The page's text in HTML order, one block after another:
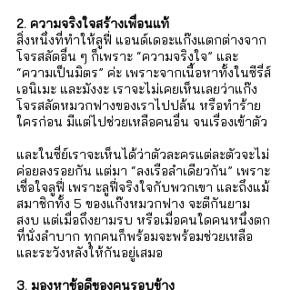
2. ความจริงใจสร้างเพื่อนแท้
สิ่งหนึ่งที่ทำให้ลูฟี่ แอนด์เดอะแก๊งแตกต่างจาก
โจรสลัดอื่น ๆ ก็เพราะ “ความจริงใจ” และ
“ความเป็นมิตร” ค่ะ เพราะจากเนื้อหาทั้งในซีรี่ส์
เอนิเมะ และมังงะ เราจะไม่เคยเห็นเลยว่าแก๊ง
โจรสลัดหมวกฟางของเราไปปล้น หรือทำร้าย
ใครก่อน มีแต่ไปช่วยเหลือคนอื่น จนเรื่องเข้าตัว
และในซี่ย์เราจะเห็นได้ว่าตัวละครแต่ละตัวจะไม่
ค่อยลงรอยกัน แต่มา “ลงเรือลำเดียวกัน” เพราะ
เชื่อใจลูฟี่ เพราะลูฟี่จริงใจกับพวกเขา และถึงแม้
สมาชิกทั้ง 5 ของแก๊งหมวกฟาง จะตีกันยาม
สงบ แต่เมื่อถึงยามรบ หรือเมื่อคนใดคนหนึ่งตก
ที่นั่งลำบาก ทุกคนก็พร้อมจะพร้อมช่วยเหลือ
และระวังหลังให้กันอยู่เสมอ
3. มองหาข้อดีของคนรอบข้าง